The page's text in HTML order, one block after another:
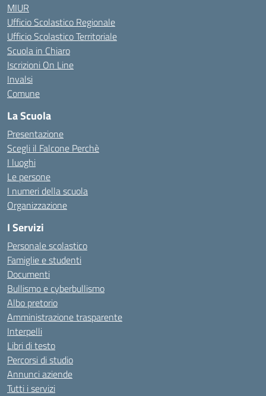
MIUR
Ufficio Scolastico Regionale
Ufficio Scolastico Territoriale
Scuola in Chiaro
Iscrizioni On Line
Invalsi
Comune
La Scuola
Presentazione
Scegli il Falcone Perchè
I luoghi
Le persone
I numeri della scuola
Organizzazione
I Servizi
Personale scolastico
Famiglie e studenti
Documenti
Bullismo e cyberbullismo
Albo pretorio
Amministrazione trasparente
Interpelli
Libri di testo
Percorsi di studio
Annunci aziende
Tutti i servizi